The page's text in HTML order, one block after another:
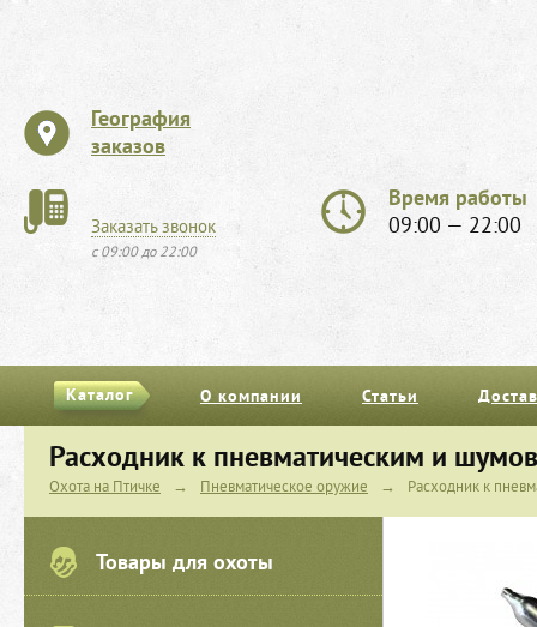
География
заказов
Заказать звонок
с 09:00 до 22:00
Время работы
09:00 — 22:00
Каталог О компании Статьи
Расходник к пневматическим и
Охота на Птичке → Пневматическое оружие → Расходник к
Товары для охоты